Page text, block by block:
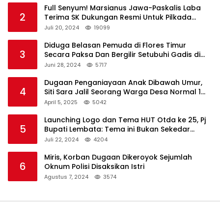
2
Full Senyum! Marsianus Jawa-Paskalis Laba
Terima SK Dukungan Resmi Untuk Pilkada
Lembata
Juli 20, 2024 19099
3
Diduga Belasan Pemuda di Flores Timur
Secara Paksa Dan Bergilir Setubuhi Gadis di
Bawah Umur
Juni 28, 2024 5717
4
Dugaan Penganiayaan Anak Dibawah Umur,
Siti Sara Jalil Seorang Warga Desa Normal 1
Melapor ke Polisi
April 5, 2025 5042
5
Launching Logo dan Tema HUT Otda ke 25, Pj
Bupati Lembata: Tema ini Bukan Sekedar
Refleksi Semalam
Juli 22, 2024 4204
6
Miris, Korban Dugaan Dikeroyok Sejumlah
Oknum Polisi Disaksikan Istri
Agustus 7, 2024 3574